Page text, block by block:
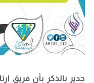
جدير بالذكر بأن فريق